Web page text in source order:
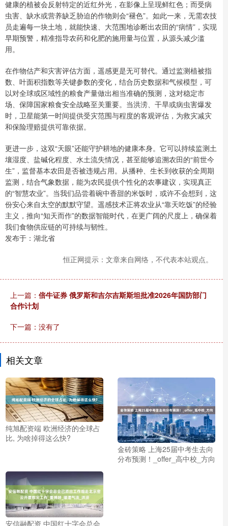
健康的植被会反射特定的近红外光，在影像上呈现鲜红色；而受病
虫害、缺水或营养缺乏胁迫的作物则会“褪色”。如此一来，无需农技
员走遍每一块土地，就能快速、大范围地诊断出农田的“病情”，实现
早期预警，精准指导农药和化肥的施用量与位置，从源头减少滥
用。
在作物估产和灾害评估方面，遥感更是无可替代。通过监测植被指
数、叶面积指数等关键参数的变化，结合历史数据和气候模型，可
以对全球或区域性的粮食产量做出相当准确的预测，这对稳定市
场、保障国家粮食安全战略至关重要。当洪涝、干旱或病虫害爆发
时，卫星能第一时间提供受灾范围与程度的客观评估，为救灾减灾
和保险理赔提供可靠依据。
更进一步，这双“天眼”还能守护耕地的健康本身。它可以持续监测土
壤湿度、盐碱化程度、水土流失情况，甚至能够追溯农田的“前世今
生”，监督基本农田是否被违规占用。从播种、生长到收获的全周期
监测，结合气象数据，能为农民提供个性化的农事建议，实现真正
的“智慧农业”。当我们品尝着碗中香甜的米饭时，或许不会想到，这
份安心来自太空的默默守望。遥感技术正将农业从“靠天吃饭”的经验
主义，推向“知天而作”的数据智能时代，在更广阔的尺度上，确保着
我们食物供应链的可持续与韧性。
发布于：湖北省
恒正网提示：文章来自网络，不代表本站观点。
上一篇： 倍牛证券 俄罗斯和吉尔吉斯斯坦批准2026年国防部门
合作计划
下一篇：没有了
相关文章
纯旭配资端 欧洲经济的全球占
比, 为啥掉得这么快?
金砖策略 上海25届中考生去向
分布预测！_offer_高中校_方向
安信融配资 中国红十字会总会